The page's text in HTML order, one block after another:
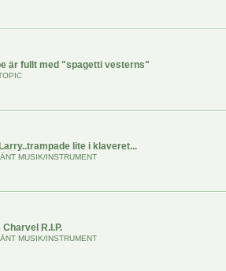
är fullt med "spagetti vesterns"
lite i klaveret...
MUSIK/INSTRUMENT
Charvel R.I.P.
MUSIK/INSTRUMENT